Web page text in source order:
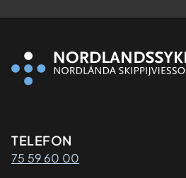
Kontaktinformasjon
TELEFON
75 59 60 00